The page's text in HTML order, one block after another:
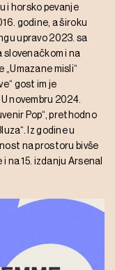
i horsko pevanje
godine, a široku
upravo 2023. sa
slovenačkom i na
misli“
gost im je
novembru 2024.
Pop“, prethodno
Iz godine u
na prostoru bivše
na 15. izdanju Arsenal